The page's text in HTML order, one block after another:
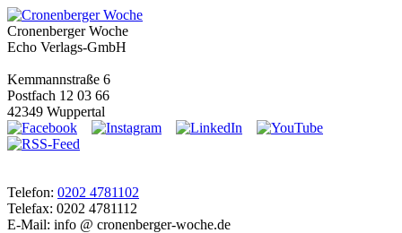
Cronenberger Woche
Echo Verlags-GmbH
Kemmannstraße 6
Postfach 12 03 66
42349 Wuppertal
Telefon: 0202 4781102
Telefax: 0202 4781112
E-Mail: info @ cronenberger-woche.de